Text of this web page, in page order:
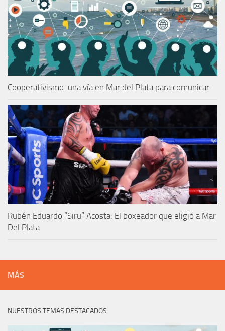
Cooperativismo: una vía en Mar del Plata para comunicar
Rubén Eduardo “Siru” Acosta: El boxeador que eligió a Mar
Del Plata
MÁS
NUESTROS TEMAS DESTACADOS